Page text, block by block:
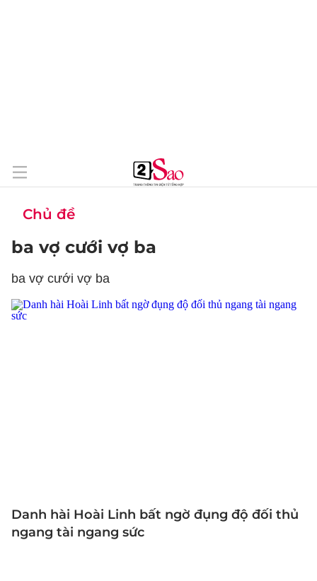
Chủ đề
ba vợ cưới vợ ba
ba vợ cưới vợ ba
Danh hài Hoài Linh bất ngờ đụng độ đối thủ
ngang tài ngang sức